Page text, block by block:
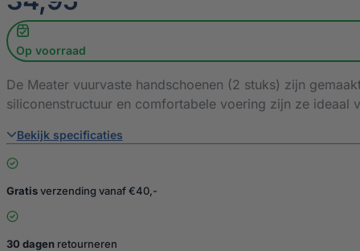
Op voorraad
De Meater vuurvaste handschoenen (2 stuks) zijn
siliconenstructuur en comfortabele voering zijn ze ideaal
Bekijk specificaties
Gratisverzending vanaf €40,-
30 dagen retourneren